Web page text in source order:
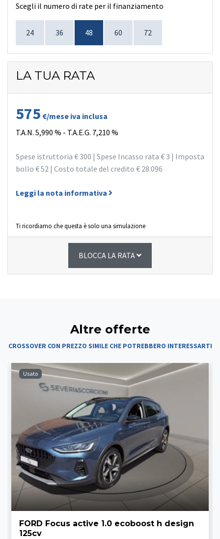
Scegli il numero di rate per il finanziamento
24 36 48 60 72
LA TUA RATA
575 €/mese iva inclusa
T.A.N. 5,990 % - T.A.E.G. 7,210 %
Spese istruttoria € 300 | Spese Incasso rata € 3 | Imposta
bollo € 52 | Costo totale del credito € 28.096
Leggi la nota informativa
Ti ricordiamo che questa è solo una simulazione
BLOCCA LA RATA
Altre offerte
CROSSOVER CON PREZZO SIMILE CHE POTREBBERO INTERESSARTI
Usato
FORD Focus active 1.0 ecoboost h design
125cv